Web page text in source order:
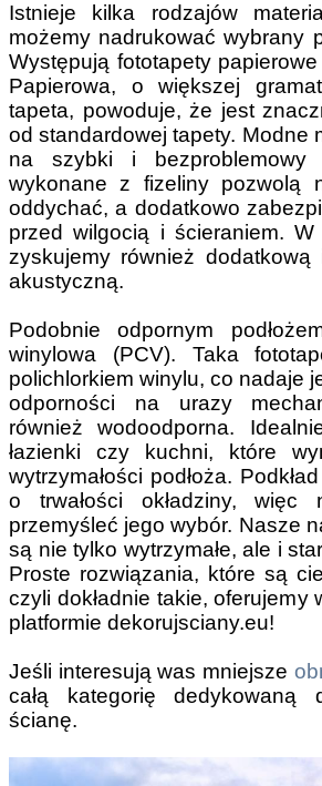
Istnieje kilka rodzajów
możemy nadrukować wybrany
Występują fototapety
Papierowa, o większej
tapeta, powoduje, że jest
od standardowej tapety. Modne
na szybki i bezproblemowy
wykonane z fizeliny pozwolą
oddychać, a dodatkowo
przed wilgocią i ścieraniem.
zyskujemy również
akustyczną.
Podobnie odpornym
winylowa (PCV). Taka
polichlorkiem winylu, co nadaje
odporności na urazy
również wodoodporna.
łazienki czy kuchni, które
wytrzymałości podłoża.
o trwałości okładziny, więc
przemyśleć jego wybór. Nasze
są nie tylko wytrzymałe, ale i
Proste rozwiązania, które są
czyli dokładnie takie, oferujemy
platformie dekorujsciany.eu!
Jeśli interesują was mniejsze
całą kategorię dedykowaną
ścianę.